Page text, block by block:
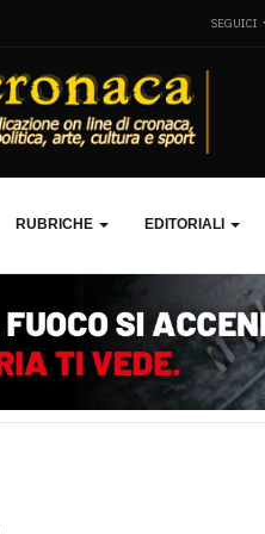
SEGUICI
RUBRICHE EDITORIALI